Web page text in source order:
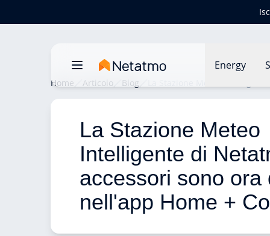
Energy
Home Articolo Blog
La Stazione Meteo
Intelligente di
accessori sono
nell'app Home +